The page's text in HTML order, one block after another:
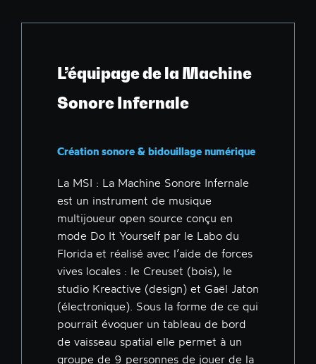
L’équipage de la Machine
Sonore Infernale
Création sonore & bidouillage numérique
La MSI : La Machine Sonore Infernale
est un instrument de musique
multijoueur open source conçu en
mode Do It Yourself par le Labo du
Florida et réalisé avec l’aide de forces
vives locales : le Creuset (bois), le
studio Kreactive (design) et Gaël Jaton
(électronique). Sous la forme de ce qui
pourrait évoquer un tableau de bord
de vaisseau spatial elle permet à un
groupe de 9 personnes de jouer de la